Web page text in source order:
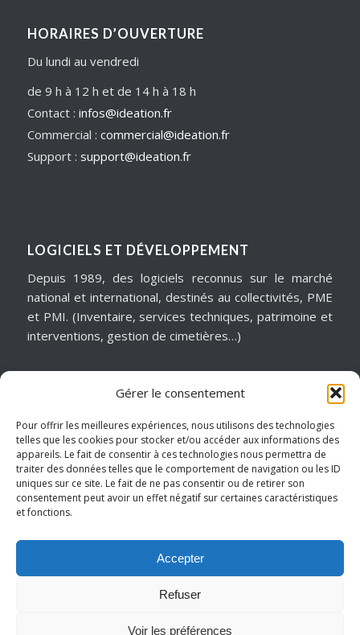
Gérer le consentement
Pour offrir les meilleures expériences, nous utilisons des technologies
telles que les cookies pour stocker et/ou accéder aux informations des
appareils. Le fait de consentir à ces technologies nous permettra de
traiter des données telles que le comportement de navigation ou les ID
uniques sur ce site. Le fait de ne pas consentir ou de retirer son
consentement peut avoir un effet négatif sur certaines caractéristiques
et fonctions.
Accepter
Refuser
Voir les préférences
HORAIRES D’OUVERTURE
Du lundi au vendredi
de 9 h à 12 h et de 14 h à 18 h
Contact : infos@ideation.fr
Commercial : commercial@ideation.fr
Support : support@ideation.fr
LOGICIELS ET DÉVELOPPEMENT
Depuis 1989, des logiciels reconnus sur le marché
national et international, destinés au collectivités, PME
et PMI. (Inventaire, services techniques, patrimoine et
interventions, gestion de cimetières…)
MATÉRIELS & ASSISTANCE
Installation, dépannage, assistance informatique,
sécurité informatique, infogérance, virtualisation, cloud
services, internet… Pour garantir notre réactivité, nous
intervenons sur un périmètre géographique de
proximité.
Conditions générales de vente